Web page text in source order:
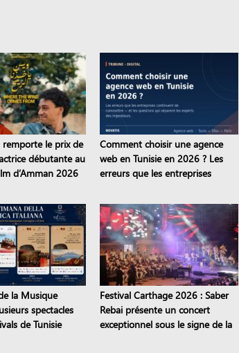
remporte le prix de
débutante au
d’Amman 2026
Comment choisir une agence
web en Tunisie en 2026 ? Les
erreurs que les entreprises
la Musique
spectacles
de Tunisie
Festival Carthage 2026 : Saber
Rebai présente un concert
exceptionnel sous le signe de la